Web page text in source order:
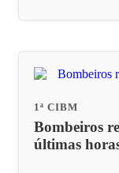
1ª CIBM
Bombeiros
últimas